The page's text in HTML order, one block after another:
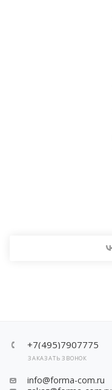
+7(495)7907775
ЗАКАЗАТЬ ЗВОНОК
info@forma-com.ru